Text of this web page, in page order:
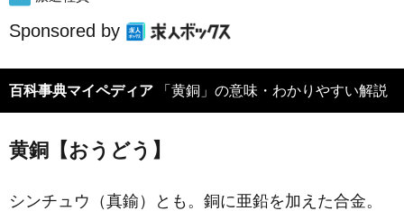
Sponsored by
百科事典マイペディア 「黄銅」の意味・わかりやすい解説
黄銅【おうどう】
シンチュウ（真鍮）とも。銅に亜鉛を加えた合金。